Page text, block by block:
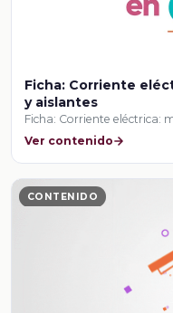
Ficha: Corriente
y aislantes
Ficha: Corriente eléctrica:
Ver contenido
CONTENIDO